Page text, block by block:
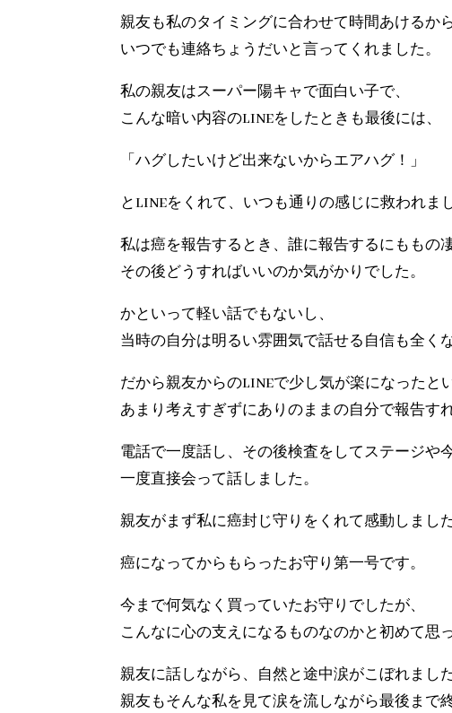
親友も私のタイミングに合わせて時間あけるか
いつでも連絡ちょうだいと言ってくれました。
私の親友はスーパー陽キャで面白い子で、
こんな暗い内容のLINEをしたときも最後には、
「ハグしたいけど出来ないからエアハグ！」
とLINEをくれて、いつも通りの感じに救われま
私は癌を報告するとき、誰に報告するにももの
その後どうすればいいのか気がかりでした。
かといって軽い話でもないし、
当時の自分は明るい雰囲気で話せる自信も全く
だから親友からのLINEで少し気が楽になったと
あまり考えすぎずにありのままの自分で報告す
電話で一度話し、その後検査をしてステージや
一度直接会って話しました。
親友がまず私に癌封じ守りをくれて感動しました
癌になってからもらったお守り第一号です。
今まで何気なく買っていたお守りでしたが、
こんなに心の支えになるものなのかと初めて思
親友に話しながら、自然と途中涙がこぼれました
親友もそんな私を見て涙を流しながら最後まで